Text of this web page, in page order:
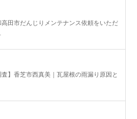
田市だんじりメンテナンス依頼をいただ
査】香芝市西真美｜瓦屋根の雨漏り原因と